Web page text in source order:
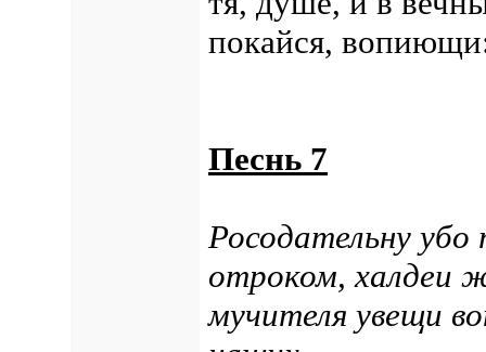
покайся,
Песнь 7
Росодательну
отроком, халдеи
мучителя увещи